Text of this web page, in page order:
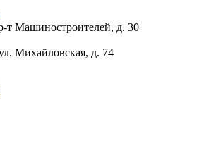
т Машиностроителей, д. 30
Михайловская, д. 74